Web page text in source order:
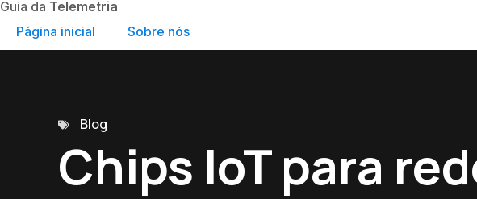
Guia da Telemetria
Página inicial
Sobre nós
Blog
Chips IoT para